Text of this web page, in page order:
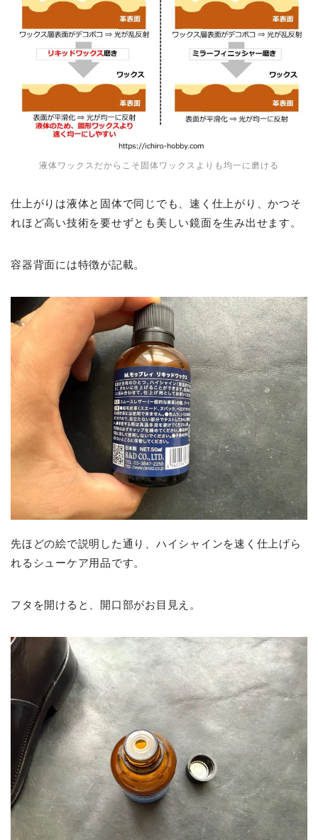
液体ワックスだからこそ固体ワックスよりも均一に磨ける
仕上がりは液体と固体で同じでも、速く仕上がり、かつそ
れほど高い技術を要せずとも美しい鏡面を生み出せます。
容器背面には特徴が記載。
先ほどの絵で説明した通り、ハイシャインを速く仕上げら
れるシューケア用品です。
フタを開けると、開口部がお目見え。